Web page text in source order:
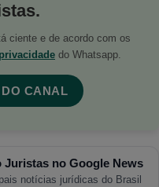
ciente e de acordo com os
privacidade do Whatsapp.
CANAL
Juristas no Google News
notícias jurídicas do Brasil